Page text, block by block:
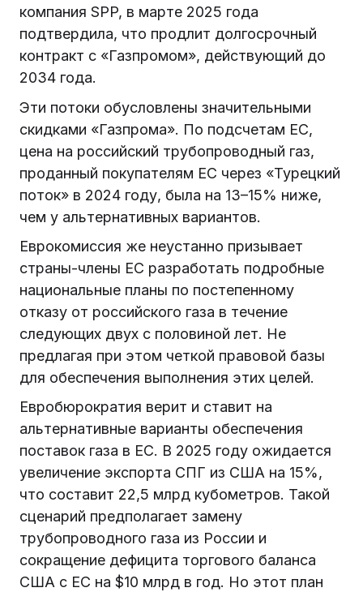
компания SPP, в марте 2025 года
подтвердила, что продлит долгосрочный
контракт с «Газпромом», действующий до
2034 года.
Эти потоки обусловлены значительными
скидками «Газпрома». По подсчетам ЕС,
цена на российский трубопроводный газ,
проданный покупателям ЕС через «Турецкий
поток» в 2024 году, была на 13–15% ниже,
чем у альтернативных вариантов.
Еврокомиссия же неустанно призывает
страны-члены ЕС разработать подробные
национальные планы по постепенному
отказу от российского газа в течение
следующих двух с половиной лет. Не
предлагая при этом четкой правовой базы
для обеспечения выполнения этих целей.
Евробюрократия верит и ставит на
альтернативные варианты обеспечения
поставок газа в ЕС. В 2025 году ожидается
увеличение экспорта СПГ из США на 15%,
что составит 22,5 млрд кубометров. Такой
сценарий предполагает замену
трубопроводного газа из России и
сокращение дефицита торгового баланса
США с ЕС на $10 млрд в год. Но этот план